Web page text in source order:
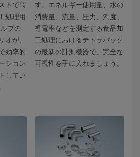
トで高
処理用
ブの
オが、
効率的
ション
してい
す。エネルギー使用量、水の
消費量、流量、圧力、濁度、
導電率などを測定する食品加
工処理におけるテトラパック
の最新の計測機器で、完全な
可視性を手に入れましょう。